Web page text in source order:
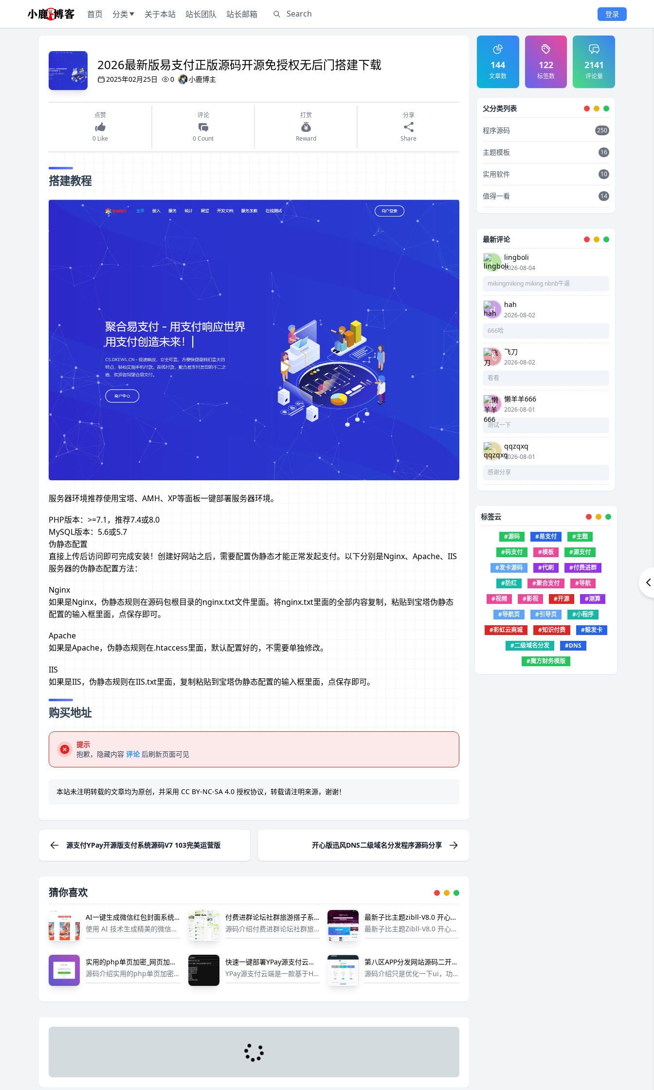
首页 分类 关于本站 站长团队 站长邮箱 登录
2026最新版易支付正版源码开源免授权无后门搭建下载
2025年02月25日 0 小鹿博主
点赞
0 Like
评论
0 Count
打赏
Reward
分享
Share
搭建教程
服务器环境推荐使用宝塔、AMH、XP等面板一键部署服务器环境。
PHP版本：>=7.1，推荐7.4或8.0
MySQL版本：5.6或5.7
伪静态配置
直接上传后访问即可完成安装！创建好网站之后，需要配置伪静态才能正常发起支付。以下分别是Nginx、Apache、IIS
服务器的伪静态配置方法：
Nginx
如果是Nginx，伪静态规则在源码包根目录的nginx.txt文件里面。将nginx.txt里面的全部内容复制，粘贴到宝塔伪静态
配置的输入框里面，点保存即可。
Apache
如果是Apache，伪静态规则在.htaccess里面，默认配置好的，不需要单独修改。
IIS
如果是IIS，伪静态规则在IIS.txt里面，复制粘贴到宝塔伪静态配置的输入框里面，点保存即可。
购买地址
提示
抱歉，隐藏内容 评论后刷新页面可见
本站未注明转载的文章均为原创，并采用 CC BY-NC-SA 4.0 授权协议，转载请注明来源，谢谢！
源支付YPay开源版支付系统源码V7 103完美运营版 开心版迅风DNS二级域名分发程序源码分享
猜你喜欢
AI一键生成微信红包封面系统
源码，效果特别好
使用 AI 技术生成精美的微信红
包封面。下载地址(抱歉，隐藏
付费进群论坛社群旅游搭子系
统小程序源码
源码介绍付费进群论坛社群旅
游搭子系统小程序源码，采用t
0，vue3，typescript，redis
高并发架构，最新的技术栈保
障...
最新子比主题zibll-V8.0 开心版
源码
最新子比主题Zibll-V8.0 开心版
源码 | WordPress主题源码更
ss 6.6.2 版本新增发帖选择板
块、话题、标签时支持搜索，...
实用的php单页加密_网页加密
源码，附四种模板风格
源码介绍实用的php单页加密_
网页加密源码，附四种模板风
信息修改 MkEncrypt.php加密
快速一键部署YPay源支付云
端，亲测可用
YPay源支付云端是一款基于Hy
perf高性能协程框架和Swoole
结合Vue3和Arco Design库，
第八区APP分发网站源码二开版
支持安卓/IOS/EXE分发+企业签
名 | 附搭建文档教程
源码介绍只是优化一下ui，功
能还是这个版本的功能1.本程序
发，上传后自动判断，通过技
144
文章数
122
标签数
2141
评论量
父分类列表
程序源码 250
主题模板 16
实用软件 10
值得一看 14
最新评论
lingboli
2026-08-04
mikingmiking miking nbnb牛逼
hah
2026-08-02
666哈
飞刀
2026-08-02
看看
懒羊羊666
2026-08-01
测试一下
qqzqxq
2026-08-01
感谢分享
标签云
#源码 #易支付
#主题
#码支付
#模板
#源支付
#发卡源码
#代刷
#付费进群
#防红
#聚合支付
#导航
#视频
#影视 #开源
#测算
#导航页
#引导页
#小程序
#彩虹云商城
#知识付费
#鲸发卡
#二级域名分发
#DNS
#魔方财务模版